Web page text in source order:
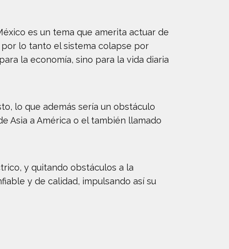
es un tema que amerita actuar de
lo tanto el sistema colapse por
la economía, sino para la vida diaria
lo que además sería un obstáculo
Asia a América o el también llamado
y quitando obstáculos a la
y de calidad, impulsando así su